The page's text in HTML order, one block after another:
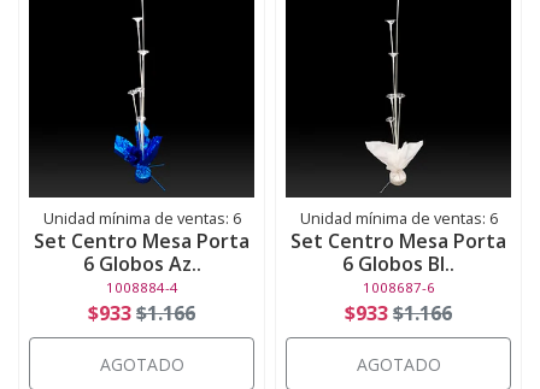
Unidad mínima de ventas: 6
Set Centro Mesa Porta
6 Globos Az..
1008884-4
$933$1.166
AGOTADO
Unidad mínima de ventas: 6
Set Centro Mesa Porta
6 Globos Bl..
1008687-6
$933$1.166
AGOTADO